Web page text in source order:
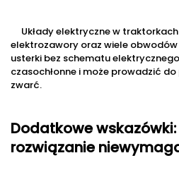
Układy elektryczne w
elektrozawory oraz wiele
usterki bez schematu
czasochłonne i może prowadzić
zwarć.
Dodatkowe
rozwiązanie